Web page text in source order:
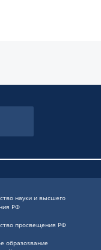
науки и высшего
РФ
просвещения РФ
образоsвание